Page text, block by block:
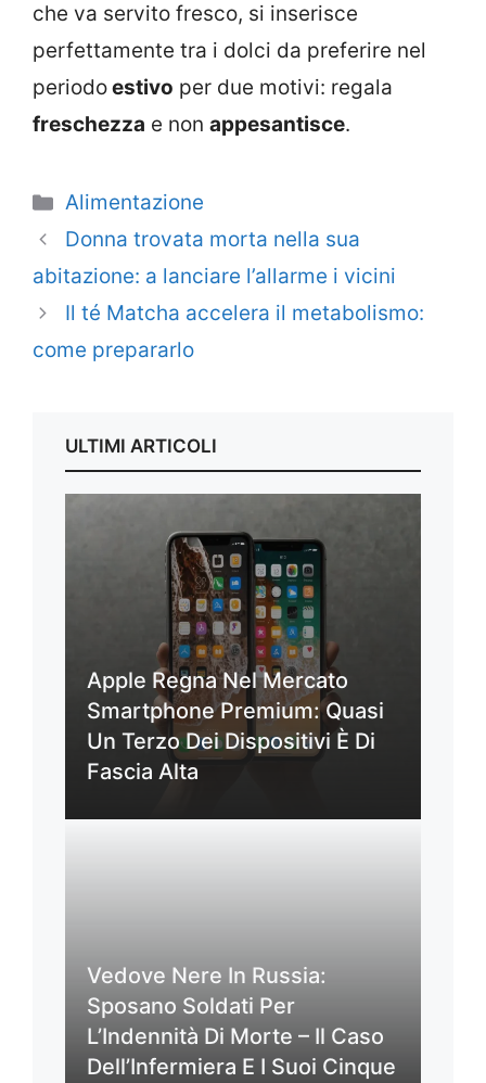
che va servito fresco, si inserisce
perfettamente tra i dolci da preferire nel
periodoestivo per due motivi: regala
freschezza e non appesantisce.
Categorie
Alimentazione
Donna trovata morta nella sua
abitazione: a lanciare l’allarme i vicini
Il té Matcha accelera il metabolismo:
come prepararlo
ULTIMI ARTICOLI
Apple Regna Nel Mercato
Smartphone Premium: Quasi
Un Terzo Dei Dispositivi È Di
Fascia Alta
Vedove Nere In Russia:
Sposano Soldati Per
L’Indennità Di Morte – Il Caso
Dell’Infermiera E I Suoi Cinque